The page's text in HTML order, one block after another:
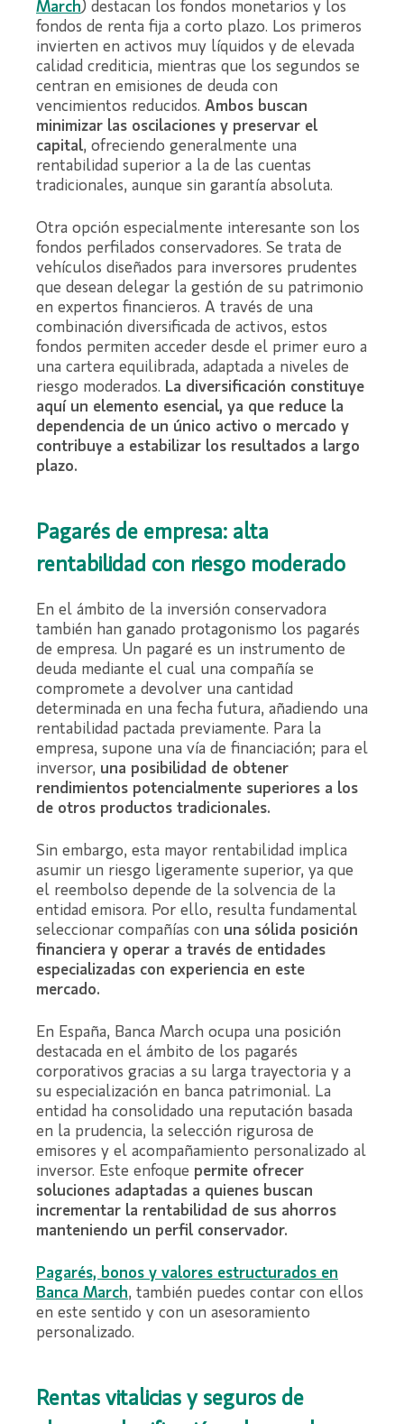
March) destacan los fondos monetarios y los
fondos de renta fija a corto plazo. Los primeros
invierten en activos muy líquidos y de elevada
calidad crediticia, mientras que los segundos se
centran en emisiones de deuda con
vencimientos reducidos. Ambos buscan
minimizar las oscilaciones y preservar el
capital, ofreciendo generalmente una
rentabilidad superior a la de las cuentas
tradicionales, aunque sin garantía absoluta.
Otra opción especialmente interesante son los
fondos perfilados conservadores. Se trata de
vehículos diseñados para inversores prudentes
que desean delegar la gestión de su patrimonio
en expertos financieros. A través de una
combinación diversificada de activos, estos
fondos permiten acceder desde el primer euro a
una cartera equilibrada, adaptada a niveles de
riesgo moderados. La diversificación constituye
aquí un elemento esencial, ya que reduce la
dependencia de un único activo o mercado y
contribuye a estabilizar los resultados a largo
plazo.
Pagarés de empresa: alta
rentabilidad con riesgo moderado
En el ámbito de la inversión conservadora
también han ganado protagonismo los pagarés
de empresa. Un pagaré es un instrumento de
deuda mediante el cual una compañía se
compromete a devolver una cantidad
determinada en una fecha futura, añadiendo una
rentabilidad pactada previamente. Para la
empresa, supone una vía de financiación; para el
inversor, una posibilidad de obtener
rendimientos potencialmente superiores a los
de otros productos tradicionales.
Sin embargo, esta mayor rentabilidad implica
asumir un riesgo ligeramente superior, ya que
el reembolso depende de la solvencia de la
entidad emisora. Por ello, resulta fundamental
seleccionar compañías con una sólida posición
financiera y operar a través de entidades
especializadas con experiencia en este
mercado.
En España, Banca March ocupa una posición
destacada en el ámbito de los pagarés
corporativos gracias a su larga trayectoria y a
su especialización en banca patrimonial. La
entidad ha consolidado una reputación basada
en la prudencia, la selección rigurosa de
emisores y el acompañamiento personalizado al
inversor. Este enfoque permite ofrecer
soluciones adaptadas a quienes buscan
incrementar la rentabilidad de sus ahorros
manteniendo un perfil conservador.
Pagarés, bonos y valores estructurados en
Banca March, también puedes contar con ellos
en este sentido y con un asesoramiento
personalizado.
Rentas vitalicias y seguros de